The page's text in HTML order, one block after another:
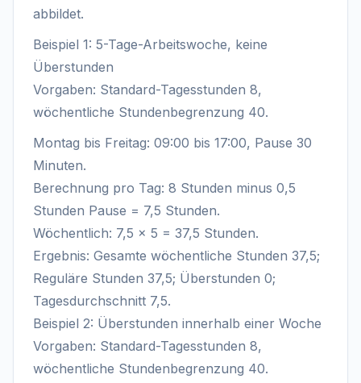
abbildet.
Beispiel 1: 5-Tage-Arbeitswoche, keine
Überstunden
Vorgaben: Standard-Tagesstunden 8,
wöchentliche Stundenbegrenzung 40.
Montag bis Freitag: 09:00 bis 17:00, Pause 30
Minuten.
Berechnung pro Tag: 8 Stunden minus 0,5
Stunden Pause = 7,5 Stunden.
Wöchentlich: 7,5 × 5 = 37,5 Stunden.
Ergebnis: Gesamte wöchentliche Stunden 37,5;
Reguläre Stunden 37,5; Überstunden 0;
Tagesdurchschnitt 7,5.
Beispiel 2: Überstunden innerhalb einer Woche
Vorgaben: Standard-Tagesstunden 8,
wöchentliche Stundenbegrenzung 40.